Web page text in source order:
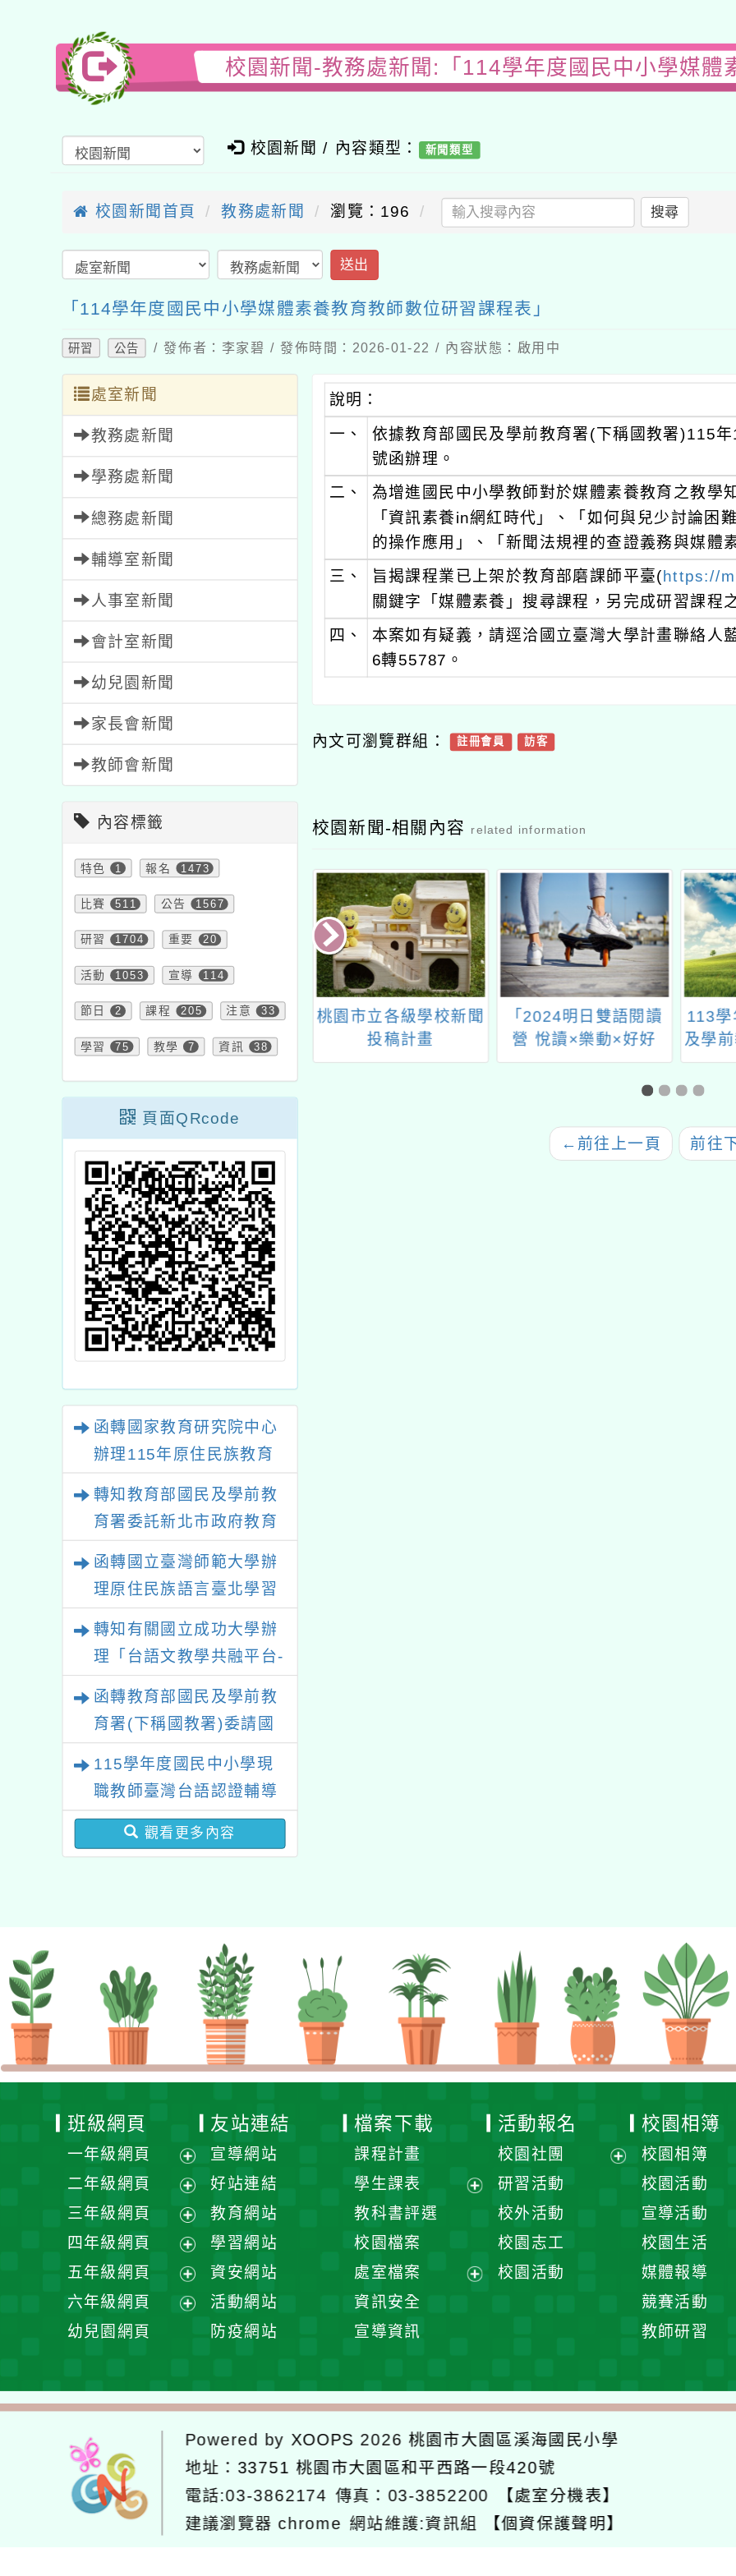
校園新聞-教務處新聞:「114學年度國民中小學媒體
校園新聞 / 內容類型： 新聞類型
校園新聞首頁 教務處新聞 瀏覽：196 搜尋
送出
「114學年度國民中小學媒體素養教育教師數位研習課程表」
研習 公告 / 發佈者：李家碧 / 發佈時間：2026-01-22 / 內容狀態：啟用中
處室新聞
教務處新聞
學務處新聞
總務處新聞
輔導室新聞
人事室新聞
會計室新聞
幼兒園新聞
家長會新聞
教師會新聞
內容標籤
特色 1 報名 1473
比賽 511 公告 1567
研習 1704 重要 20
活動 1053 宣導 114
節日 2 課程 205 注意 33
學習 75 教學 7 資訊 38
頁面QRcode
函轉國家教育研究院中心
辦理115年原住民族教育
轉知教育部國民及學前教
育署委託新北市政府教育
場」計畫
函轉國立臺灣師範大學辦
理原住民族語言臺北學習
轉知有關國立成功大學辦
理「台語文教學共融平台-
教案暨教學示範徵件」活
動簡章
函轉教育部國民及學前教
育署(下稱國教署)委請國
立臺灣師範大學辦理
「115年『青年百億海外
圓夢基金計畫』海外翱翔
組G-4-6『健康學一下』
澳洲塔斯馬尼亞大學參訪
115學年度國民中小學現
職教師臺灣台語認證輔導
增能課程計畫
觀看更多內容
說明：
一、
依據教育部國民及學前教育署(下稱國教署)115
號函辦理。
二、 為增進國民中小學教師對於媒體素養教育之教學
「資訊素養in網紅時代」、「如何與兒少討論困
的操作應用」、「新聞法規裡的查證義務與媒體
三、 旨揭課程業已上架於教育部磨課師平臺( https://
關鍵字「媒體素養」搜尋課程，另完成研習課程
四、
本案如有疑義，請逕洽國立臺灣大學計畫聯絡
6轉55787。
內文可瀏覽群組： 註冊會員 訪客
校園新聞-相關內容 related information
民及學前教育
簡稱國教署）
及文化場館資
國立公共資訊圖書館提
供線上或到校等免費數
桃園市立各級學校新聞
投稿計畫
「2024明日雙語閱讀
營 悅讀×樂動×好好
玩」活動，延長報名日
期至113年06月28日
113學
及學
中小
← 前往上一頁 前往
班級網頁
一年級網頁
展
選
單
二年級網頁
展
選
單
三年級網頁
展
選
單
四年級網頁
展
開
選
五年級網頁
展
開
六年級網頁
單
幼兒園網頁
友站連結
宣導網站
好站連結
教育網站
學習網站
資安網站
活動網站
防疫網站
檔案下載
課程計畫
學生課表
單
教科書評選
校園檔案
處室檔案
資訊安全
宣導資訊
活動報名
校園社團
研習活動
校外活動
校園志工
校園活動
校園相簿
校園相簿
校園活動
宣導活動
校園生活
媒體報導
競賽活動
教師研習
Powered by XOOPS 2026桃園市大園區溪海國民小學
地址： 33751 桃園市大園區和平西路一段420號
電話:03-3862174 傳真：03-3852200
【處室分機表】
建議瀏覽器 chrome 網站維護:資訊組 【個資保護聲明】